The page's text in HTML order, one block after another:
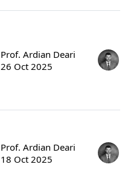
Prof. Ardian Deari
26 Oct 2025
Prof. Ardian Deari
18 Oct 2025